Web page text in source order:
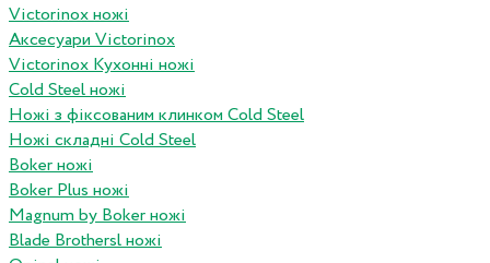
Victorinox ножі
Аксесуари Victorinox
Victorinox Кухонні ножі
Cold Steel ножі
Ножі з фіксованим клинком Cold Steel
Ножі складні Cold Steel
Boker ножі
Boker Plus ножі
Magnum by Boker ножі
Blade Brothersl ножі